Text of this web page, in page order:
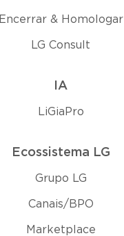
Encerrar & Homologar
LG Consult
IA
LiGiaPro
Ecossistema LG
Grupo LG
Canais/BPO
Marketplace